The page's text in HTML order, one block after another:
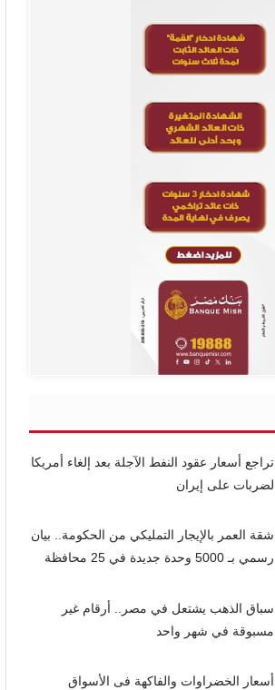
تراجع أسعار عقود النفط الآجلة بعد إلغاء أمريكا
لضربات على إيران
شقة العمر بالإيجار التمليكي من الحكومة.. بيان
رسمي بـ 5000 وحدة جديدة في 25 محافظة
سباق الذهب يشتعل في مصر.. أرقام غير
مسبوقة في شهر واحد
أسعار الخضراوات والفاكهة فى الأسواق